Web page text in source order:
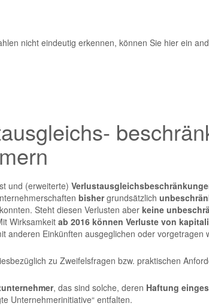
nicht eindeutig erkennen, können Sie hier ein
und (erweiterte)
bishergrundsätzlich
Steht diesen Verlusten aber keine
Wirksamkeit ab 2016 können Verluste von
anderen Einkünften ausgeglichen oder
zu Zweifelsfragen bzw. praktischen
, das sind solche, deren Haftung
Unternehmerinitiative“ entfalten.